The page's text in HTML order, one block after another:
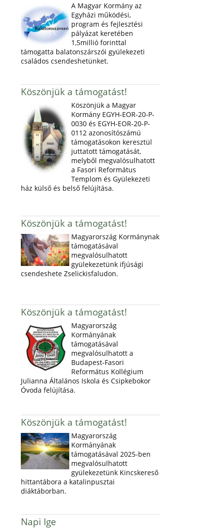
A Magyar Kormány az
Egyházi működési,
program és fejlesztési
pályázat keretében
1,5millió forinttal
támogatta balatonszárszói gyülekezeti
családos csendeshetünket.
Köszönjük a támogatást!
Köszönjük a Magyar
Kormány EGYH-EOR-20-P-
0030 és EGYH-EOR-20-P-
0112 azonosítószámú
támogatásokon keresztül
juttatott támogatását,
melyből megvalósulhatott
a Fasori Református
Templom és Gyülekezeti
ház külső és belső felújítása.
Köszönjük a támogatást!
Magyarország Kormánynak
támogatásával
megvalósulhatott
gyülekezetünk ifjúsági
csendeshete Zselickisfaludon.
Köszönjük a támogatást!
Magyarország
Kormányának
támogatásával
megvalósulhatott a
Budapest-Fasori
Református Kollégium
Julianna Általános Iskola és Csipkebokor
Óvoda felújítása.
Köszönjük a támogatást!
Magyarország
Kormányának
támogatásával 2025-ben
megvalósulhatott
gyülekezetünk Kincskereső
hittantábora a katalinpusztai
diáktáborban.
Napi Ige